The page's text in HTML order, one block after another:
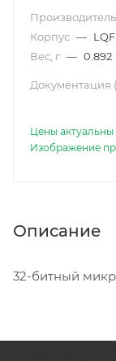
Производитель
Корпус —
Вес, г — 0.892
Документация
Цены актуальны
Изображение
Описание
32-битный